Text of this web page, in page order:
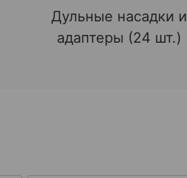
Дульные насадки и
адаптеры (24 шт.)